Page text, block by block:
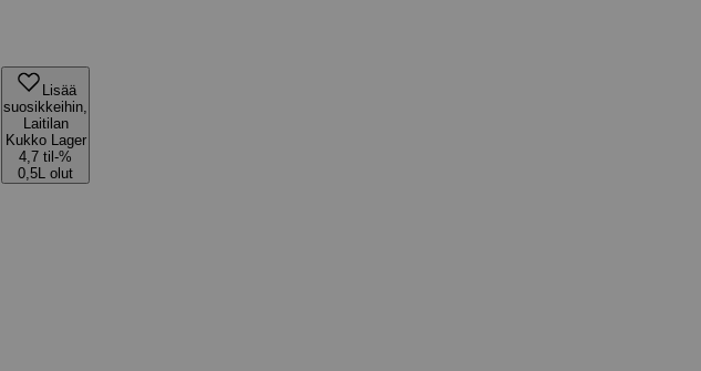
Lisää
suosikkeihin,
Laitilan
Kukko Lager
4,7 til-%
0,5L olut